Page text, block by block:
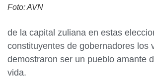
Foto: AVN
de la capital zuliana en estas
constituyentes de gobernadores los
demostraron ser un pueblo amante
vida.